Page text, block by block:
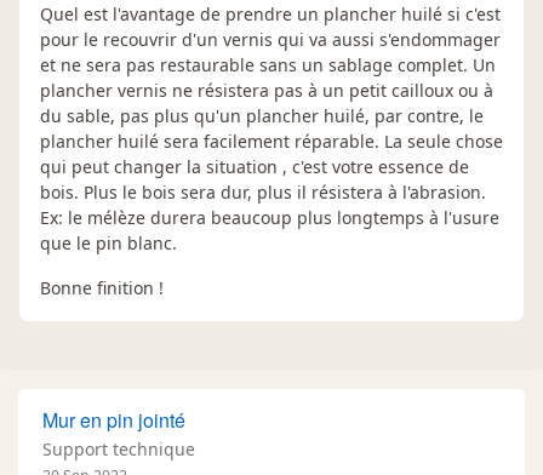
Quel est l'avantage de prendre un plancher huilé si c'est
pour le recouvrir d'un vernis qui va aussi s'endommager
et ne sera pas restaurable sans un sablage complet. Un
plancher vernis ne résistera pas à un petit cailloux ou à
du sable, pas plus qu'un plancher huilé, par contre, le
plancher huilé sera facilement réparable. La seule chose
qui peut changer la situation , c'est votre essence de
bois. Plus le bois sera dur, plus il résistera à l'abrasion.
Ex: le mélèze durera beaucoup plus longtemps à l'usure
que le pin blanc.
Bonne finition !
Mur en pin jointé
Support technique